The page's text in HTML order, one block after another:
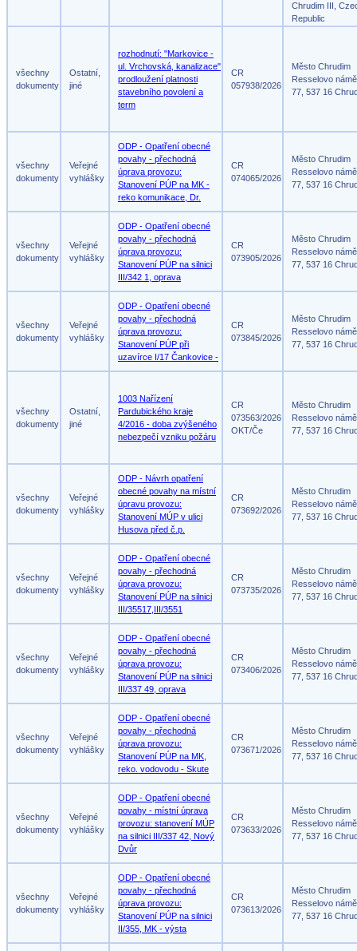
Chrudim III,
Republic
všechny
dokumenty
Ostatní,
jiné
rozhodnutí: "Markovice -
ul. Vrchovská, kanalizace"
prodloužení platnosti
stavebního povolení a
term
CR
057938/2026
Město Chrudim
Resselovo
77, 537 16
všechny
dokumenty
Veřejné
vyhlášky
ODP - Opatření obecné
povahy - přechodná
úprava provozu:
Stanovení PÚP na MK -
reko komunikace, Dr.
CR
074065/2026
Město Chrudim
Resselovo
77, 537 16
všechny
dokumenty
Veřejné
vyhlášky
ODP - Opatření obecné
povahy - přechodná
úprava provozu:
Stanovení PÚP na silnici
III/342 1, oprava
CR
073905/2026
Město Chrudim
Resselovo
77, 537 16
všechny
dokumenty
Veřejné
vyhlášky
ODP - Opatření obecné
povahy - přechodná
úprava provozu:
Stanovení PÚP při
uzavírce I/17 Čankovice -
CR
073845/2026
Město Chrudim
Resselovo
77, 537 16
všechny
dokumenty
Ostatní,
jiné
1003 Nařízení
Pardubického kraje
4/2016 - doba zvýšeného
nebezpečí vzniku požáru
CR
073563/2026
OKT/Če
Město Chrudim
Resselovo
77, 537 16
všechny
dokumenty
Veřejné
vyhlášky
ODP - Návrh opatření
obecné povahy na místní
úpravu provozu:
Stanovení MÚP v ulici
Husova před č.p.
CR
073692/2026
Město Chrudim
Resselovo
77, 537 16
všechny
dokumenty
Veřejné
vyhlášky
ODP - Opatření obecné
povahy - přechodná
úprava provozu:
Stanovení PÚP na silnici
III/35517,III/3551
CR
073735/2026
Město Chrudim
Resselovo
77, 537 16
všechny
dokumenty
Veřejné
vyhlášky
ODP - Opatření obecné
povahy - přechodná
úprava provozu:
Stanovení PÚP na silnici
III/337 49, oprava
CR
073406/2026
Město Chrudim
Resselovo
77, 537 16
všechny
dokumenty
Veřejné
vyhlášky
ODP - Opatření obecné
povahy - přechodná
úprava provozu:
Stanovení PÚP na MK,
reko. vodovodu - Skute
CR
073671/2026
Město Chrudim
Resselovo
77, 537 16
všechny
dokumenty
Veřejné
vyhlášky
ODP - Opatření obecné
povahy - místní úprava
provozu: stanovení MÚP
na silnici III/337 42, Nový
Dvůr
CR
073633/2026
Město Chrudim
Resselovo
77, 537 16
všechny
dokumenty
Veřejné
vyhlášky
ODP - Opatření obecné
povahy - přechodná
úprava provozu:
Stanovení PÚP na silnici
II/355, MK - výsta
CR
073613/2026
Město Chrudim
Resselovo
77, 537 16